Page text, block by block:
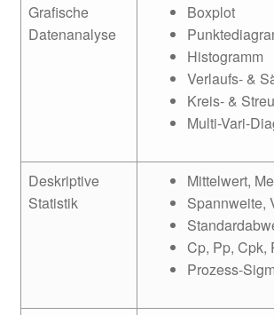
Grafische
Datenanalyse
Boxplot
Histogramm
Verlaufs- &
Kreis- &
Multi-Vari-
Deskriptive
Statistik
Mittelwert,
Spannweite,
Cp, Pp, Cpk,
Prozess-